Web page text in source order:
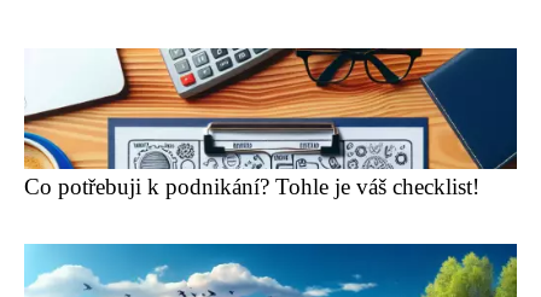
Co potřebuji k podnikání? Tohle je váš checklist!